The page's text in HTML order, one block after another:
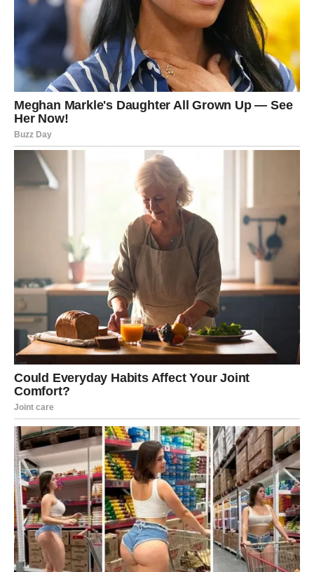
Šta vas očekuje?
Jedan problem koji vas dugo prati polako ostaje iza vas.
Pred vama su mnogo mirniji dani.
Poruka zvijezda
Ponekad rješenje dolazi kada ga najmanje očekujete.
VAGA
Šta vas očekuje?
Vage ulaze u period ljubavne sreće, lijepih susreta i
pozitivnih emocija.
Poruka zvijezda
Dozvolite sebi da budete srećni.
ŠKORPIJA